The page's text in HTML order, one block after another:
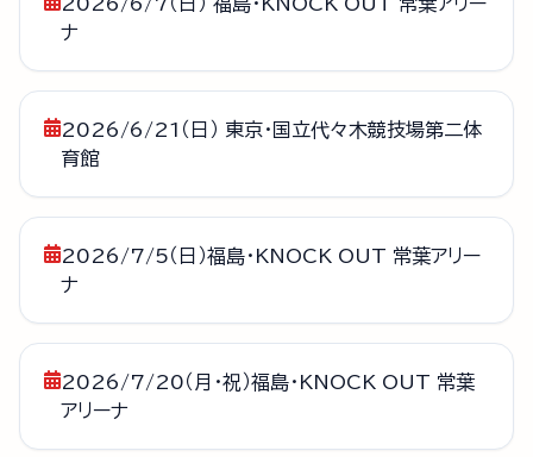
ナ
2026/6/21（日） 東京・国立代々木競技場第二体
育館
2026/7/5（日）福島・KNOCK OUT 常葉アリー
ナ
2026/7/20（月・祝）福島・KNOCK OUT 常葉
アリーナ